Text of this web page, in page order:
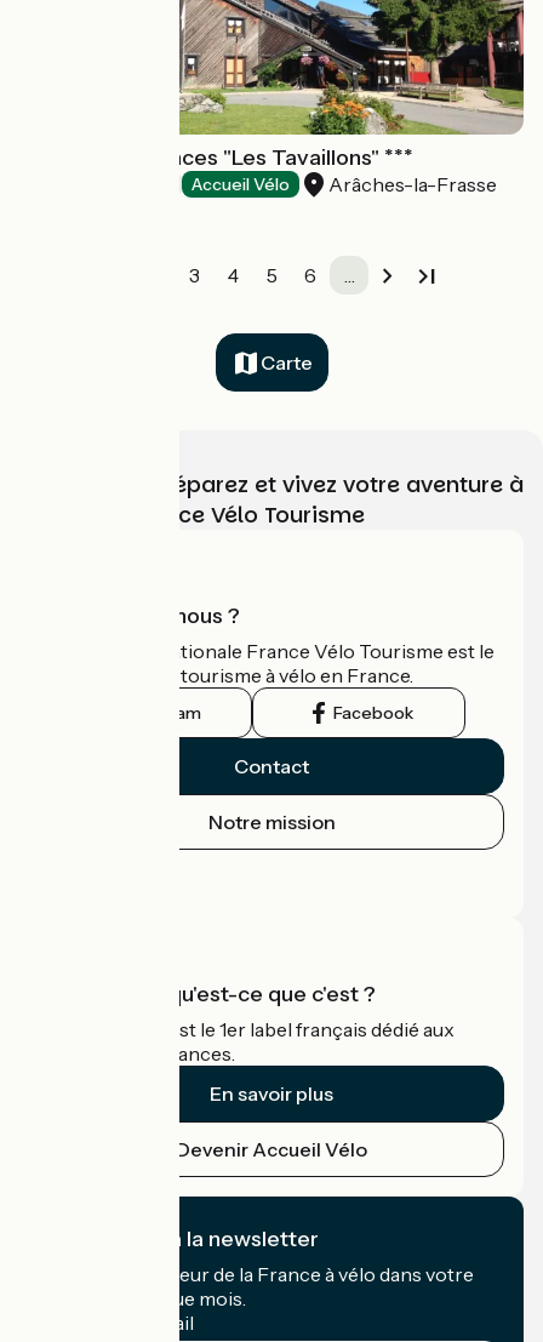
PRO BTP vacances "Les Tavaillons" ***
Accueil Vélo Arâches-la-Frasse
3 4 5 6 …
Carte
Choisissez, préparez et vivez votre aventure à
vélo avec France Vélo Tourisme
Qui sommes-nous ?
L'association nationale France Vélo Tourisme est le
guide officiel du tourisme à vélo en France.
Instagram Facebook
Contact
Notre mission
Accueil Vélo qu'est-ce que c'est ?
Accueil Vélo c'est le 1er label français dédié aux
cyclistes en vacances.
En savoir plus
Devenir Accueil Vélo
Je m'abonne à la newsletter
Recevez le meilleur de la France à vélo dans votre
boîte mail chaque mois.
Mon adresse mail